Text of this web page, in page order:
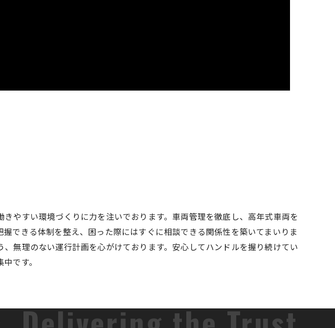
やすい環境づくりに力を注いでおります。車両管理を徹底し、高年式車両を
できる体制を整え、困った際にはすぐに相談できる関係性を築いてまいりま
無理のない運行計画を心がけております。安心してハンドルを握り続けてい
です。